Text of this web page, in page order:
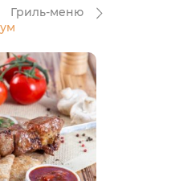
Гриль-меню